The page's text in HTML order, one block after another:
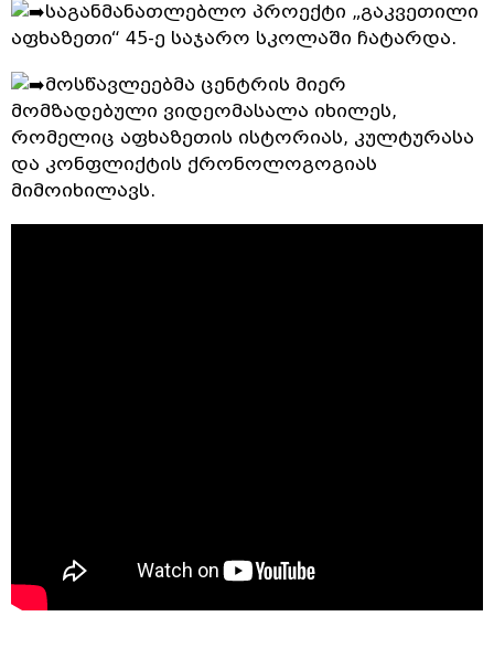
საგანმანათლებლო პროექტი „გაკვეთილი
აფხაზეთი“ 45-ე საჯარო სკოლაში ჩატარდა.
მოსწავლეებმა ცენტრის მიერ
მომზადებული ვიდეომასალა იხილეს,
რომელიც აფხაზეთის ისტორიას, კულტურასა
და კონფლიქტის ქრონოლოგოგიას
მიმოიხილავს.